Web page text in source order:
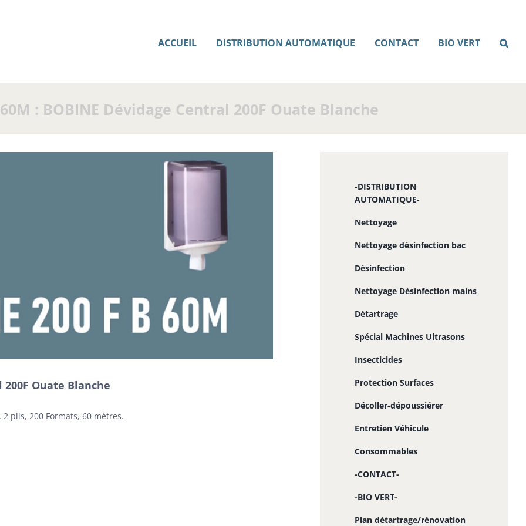
ACCUEIL DISTRIBUTION AUTOMATIQUE CONTACT BIO VERT
60M : BOBINE Dévidage Central 200F Ouate Blanche
200F Ouate Blanche
plis, 200 Formats, 60 mètres.
-DISTRIBUTION
AUTOMATIQUE-
Nettoyage
Nettoyage désinfection bac
Désinfection
Nettoyage Désinfection mains
Détartrage
Spécial Machines Ultrasons
Insecticides
Protection Surfaces
Décoller-dépoussiérer
Entretien Véhicule
Consommables
-CONTACT-
-BIO VERT-
Plan détartrage/rénovation